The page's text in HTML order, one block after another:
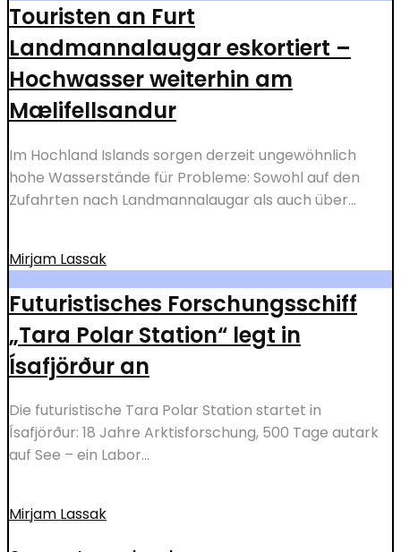
Touristen an Furt
Landmannalaugar eskortiert –
Hochwasser weiterhin am
Mælifellsandur
Im Hochland Islands sorgen derzeit ungewöhnlich
hohe Wasserstände für Probleme: Sowohl auf den
Zufahrten nach Landmannalaugar als auch über...
Mirjam Lassak
Futuristisches Forschungsschiff
„Tara Polar Station“ legt in
Ísafjörður an
Die futuristische Tara Polar Station startet in
Ísafjörður: 18 Jahre Arktisforschung, 500 Tage autark
auf See – ein Labor...
Mirjam Lassak